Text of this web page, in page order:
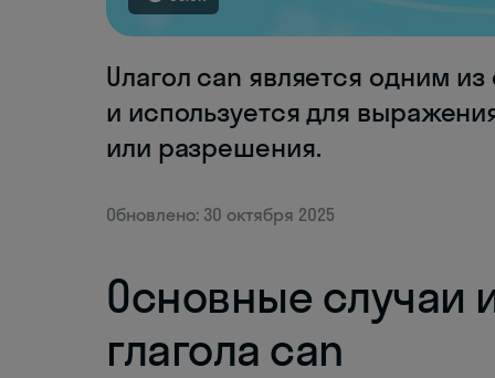
Uлагол can является одним
и используется для
или разрешения.
Обновлено: 30 октября 2025
Основные случаи
глагола can